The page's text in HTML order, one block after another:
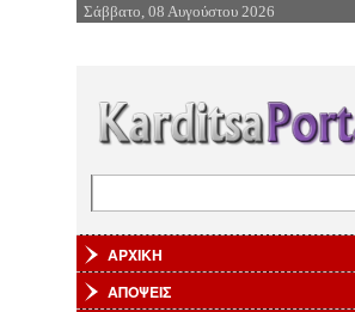
Επιστροφή στην Πλοήγηση
Σάββατο, 08 Αυγούστου 2026
ΑΡΧΙΚΗ
ΑΠΟΨΕΙΣ